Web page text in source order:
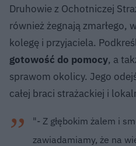
Druhowie z Ochotniczej
również żegnają zmarłego,
kolegę i przyjaciela.
gotowość do pomocy, a
sprawom okolicy. Jego
całej braci strażackiej i
"- Z głębokim żalem i
zawiadamiamy, że na